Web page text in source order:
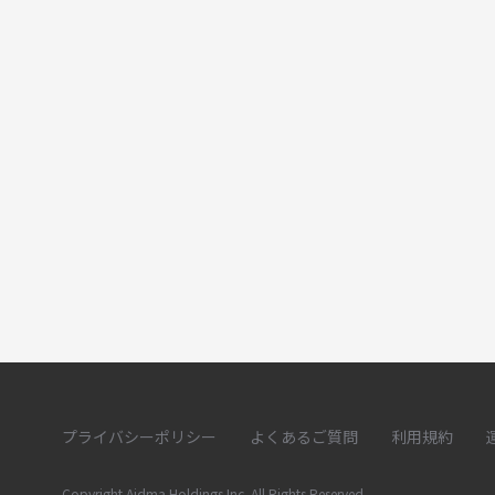
プライバシーポリシー よくあるご質問 利用規約